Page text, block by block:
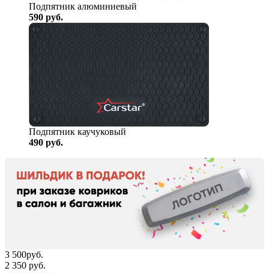
Подпятник алюминиевый
590 руб.
Подпятник каучуковый
490 руб.
3 500руб.
2 350 руб.